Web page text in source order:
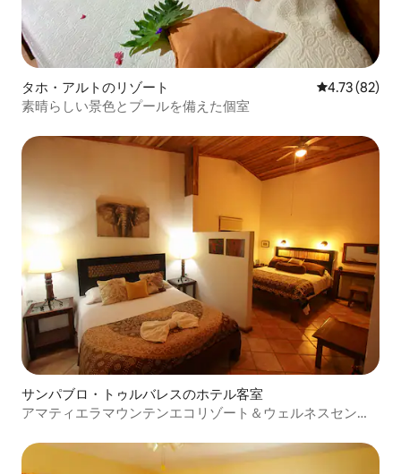
タホ・アルトのリゾート レビュー82
4.73 (82)
素晴らしい景色とプールを備えた個室
サンパブロ・トゥルバレスのホテル客室
アマティエラマウンテンエコリゾート＆ウェルネスセンタ